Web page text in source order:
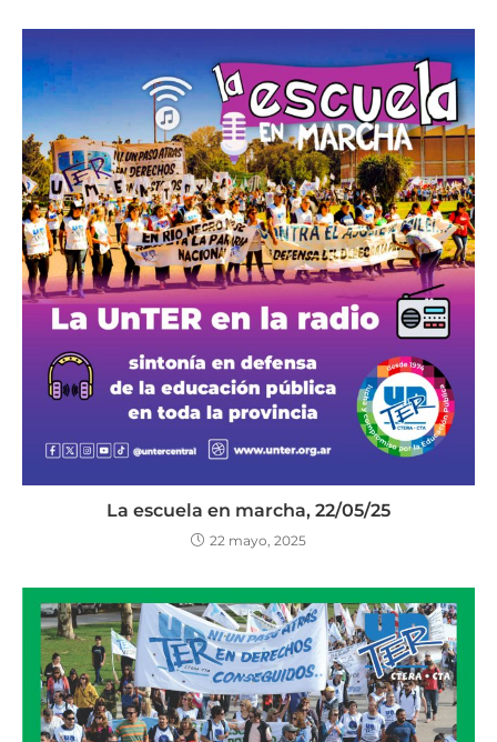
La escuela en marcha, 22/05/25
22 mayo, 2025